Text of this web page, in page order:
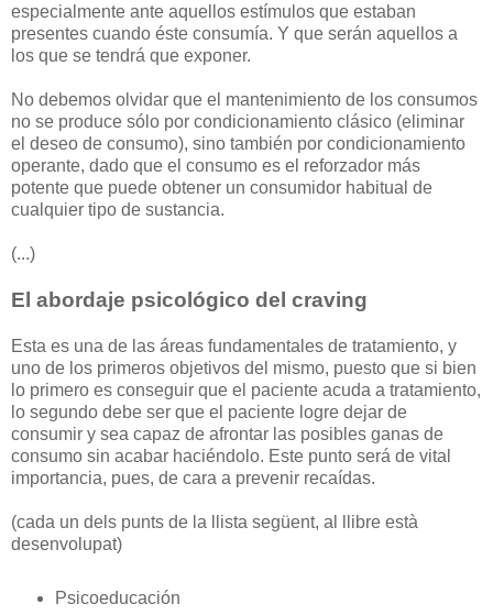
especialmente ante aquellos estímulos que estaban
presentes cuando éste consumía. Y que serán aquellos a
los que se tendrá que exponer.
No debemos olvidar que el mantenimiento de los consumos
no se produce sólo por condicionamiento clásico (eliminar
el deseo de consumo), sino también por condicionamiento
operante, dado que el consumo es el reforzador más
potente que puede obtener un consumidor habitual de
cualquier tipo de sustancia.
(...)
El abordaje psicológico del craving
Esta es una de las áreas fundamentales de tratamiento, y
uno de los primeros objetivos del mismo, puesto que si bien
lo primero es conseguir que el paciente acuda a tratamiento,
lo segundo debe ser que el paciente logre dejar de
consumir y sea capaz de afrontar las posibles ganas de
consumo sin acabar haciéndolo. Este punto será de vital
importancia, pues, de cara a prevenir recaídas.
(cada un dels punts de la llista següent, al llibre està
desenvolupat)
Psicoeducación